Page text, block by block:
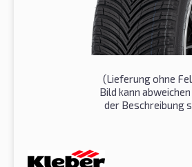
(Lieferung ohne
Bild kann
der Beschreibung